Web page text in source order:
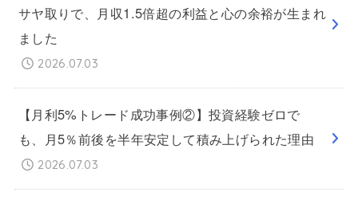
サヤ取りで、月収1.5倍超の利益と心の余裕が生まれ
ました
2026.07.03
【月利5%トレード成功事例②】投資経験ゼロで
も、月5％前後を半年安定して積み上げられた理由
2026.07.03